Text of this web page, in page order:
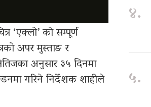
‘एक्लो’ को सम्पूर्ण
अपर मुस्ताङ र
अनुसार ३५ दिनमा
गरिने निर्देशक शाहीले
४.
५.